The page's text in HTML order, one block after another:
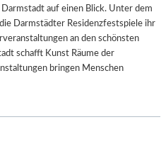
auf einen Blick. Unter dem
Darmstädter Residenzfestspiele ihr
an den schönsten
schafft Kunst Räume der
bringen Menschen